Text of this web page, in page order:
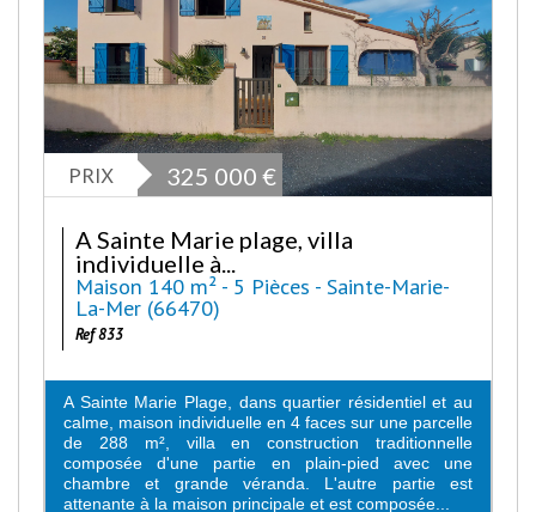
PRIX 325 000 €
A Sainte Marie plage, villa
individuelle à...
Maison 140 m² - 5 Pièces - Sainte-Marie-
La-Mer (66470)
Ref 833
A Sainte Marie Plage, dans quartier résidentiel et au
calme, maison individuelle en 4 faces sur une parcelle
de 288 m², villa en construction traditionnelle
composée d'une partie en plain-pied avec une
chambre et grande véranda. L'autre partie est
attenante à la maison principale et est composée...